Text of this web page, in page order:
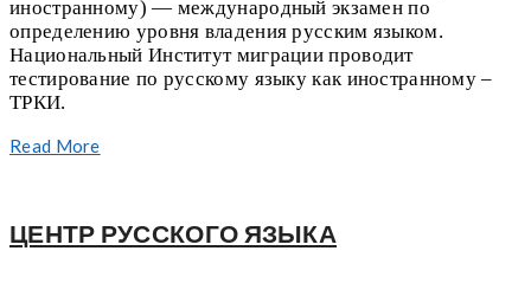
иностранному) — международный экзамен по
определению уровня владения русским языком.
Национальный Институт миграции проводит
тестирование по русскому языку как иностранному –
ТРКИ.
Read More
ЦЕНТР РУССКОГО ЯЗЫКА